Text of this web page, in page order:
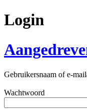
Login
Gebruikersnaam of e-
Wachtwoord